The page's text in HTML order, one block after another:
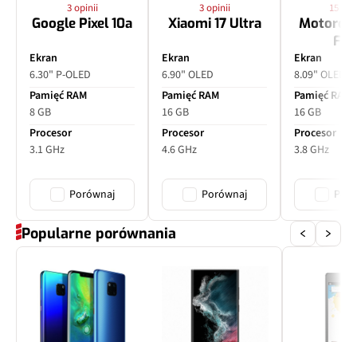
3 opinii
Google Pixel 10a
Ekran
6.30" P-OLED
Pamięć RAM
8 GB
Procesor
3.1 GHz
Porównaj
3 opinii
Xiaomi 17 Ultra
Ekran
6.90" OLED
Pamięć RAM
16 GB
Procesor
4.6 GHz
Porównaj
15
Motorola
Ekran
8.09" OLED
Pamięć RAM
16 GB
Procesor
3.8 GHz
Popularne porównania